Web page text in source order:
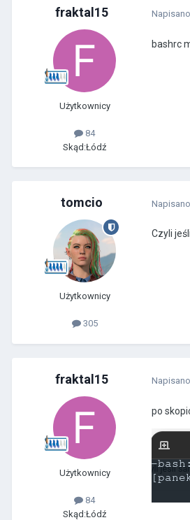
fraktal15
Użytkownicy
84
Skąd:Łódź
Napisano
bashrc
tomcio
Użytkownicy
305
Napisano
Czyli
fraktal15
Użytkownicy
84
Skąd:Łódź
Napisano
po